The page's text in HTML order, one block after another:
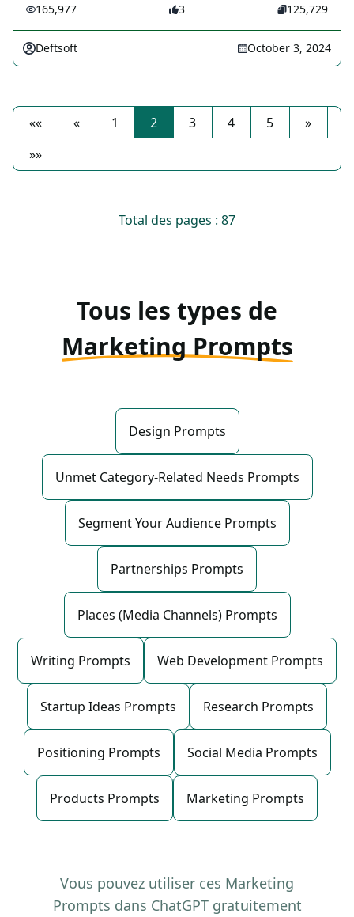
165,977 3 125,729
Deftsoft October 3, 2024
«« « 1 2 3 4 5
»
»»
Total des pages : 87
Tous les types de
Marketing Prompts
Design Prompts
Unmet Category-Related Needs Prompts
Segment Your Audience Prompts
Partnerships Prompts
Places (Media Channels) Prompts
Writing Prompts Web Development Prompts
Startup Ideas Prompts Research Prompts
Positioning Prompts Social Media Prompts
Products Prompts Marketing Prompts
Vous pouvez utiliser ces Marketing
Prompts dans ChatGPT gratuitement